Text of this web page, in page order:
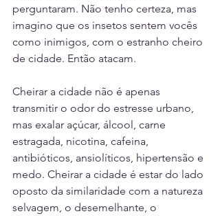
perguntaram. Não tenho certeza, mas
imagino que os insetos sentem vocês
como inimigos, com o estranho cheiro
de cidade. Então atacam.
Cheirar a cidade não é apenas
transmitir o odor do estresse urbano,
mas exalar açúcar, álcool, carne
estragada, nicotina, cafeina,
antibióticos, ansiolíticos, hipertensão e
medo. Cheirar a cidade é estar do lado
oposto da similaridade com a natureza
selvagem, o desemelhante, o